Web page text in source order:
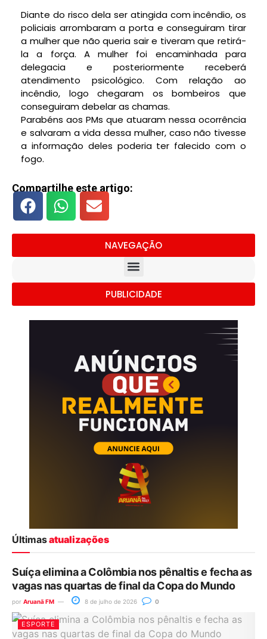
Diante do risco dela ser atingida com incêndio, os
policiais arrombaram a porta e conseguiram tirar
a mulher que não queria sair e tiveram que retirá-
la a força. A mulher foi encaminhada para
delegacia e posteriormente receberá
atendimento psicológico. Com relação ao
incêndio, logo chegaram os bombeiros que
conseguiram debelar as chamas.
Parabéns aos PMs que atuaram nessa ocorrência
e salvaram a vida dessa mulher, caso não tivesse
a informação deles poderia ter falecido com o
fogo.
Compartilhe este artigo:
NAVEGAÇÃO
PUBLICIDADE
Últimasatualizações
Suíça elimina a Colômbia nos pênaltis e fecha as
vagas nas quartas de final da Copa do Mundo
por Aruanã FM 8 de julho de 2026 0
ESPORTE